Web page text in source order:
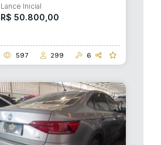
Lance Inicial
R$ 50.800,00
597 299 6